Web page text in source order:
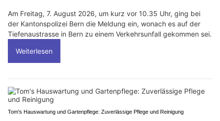
Am Freitag, 7. August 2026, um kurz vor 10.35 Uhr, ging bei
der Kantonspolizei Bern die Meldung ein, wonach es auf der
Tiefenaustrasse in Bern zu einem Verkehrsunfall gekommen sei.
Weiterlesen
Tom's Hauswartung und Gartenpflege: Zuverlässige Pflege und Reinigung